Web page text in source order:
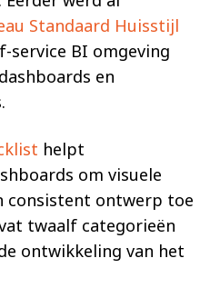
Standaard Huisstijl
service BI omgeving
en
helpt
om visuele
consistent ontwerp toe
twaalf categorieën
ontwikkeling van het